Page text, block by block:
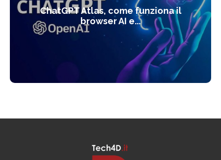
ChatGPT Atlas, come funziona il
browser AI e...